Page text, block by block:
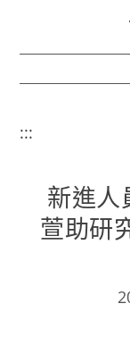
:::
新進
萱助研